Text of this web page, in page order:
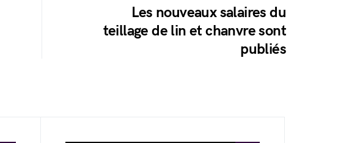
Les nouveaux salaires du
teillage de lin et chanvre sont
publiés